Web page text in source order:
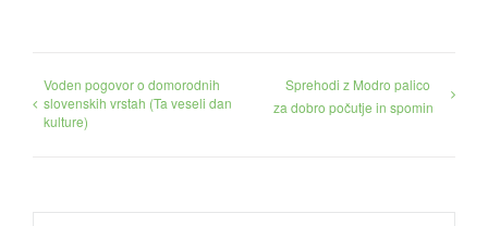
Voden pogovor o domorodnih
slovenskih vrstah (Ta veseli dan
kulture)
Sprehodi z Modro palico
za dobro počutje in spomin